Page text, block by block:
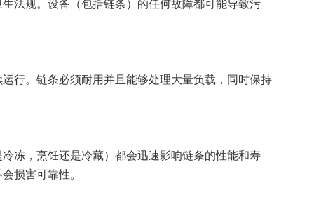
法规。设备（包括链条）的任何故障都可能导致污
行。链条必须耐用并且能够处理大量负载，同时保持
冻，烹饪还是冷藏）都会迅速影响链条的性能和寿
损害可靠性。